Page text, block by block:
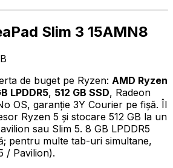
Slim 3 15AMN8
de buget pe Ryzen: AMD Ryzen
LPDDR5, 512 GB SSD, Radeon
OS, garanție 3Y Courier pe fișă. Îl
Ryzen 5 și stocare 512 GB la un
sau Slim 5. 8 GB LPDDR5
pentru multe tab-uri simultane,
/ Pavilion).